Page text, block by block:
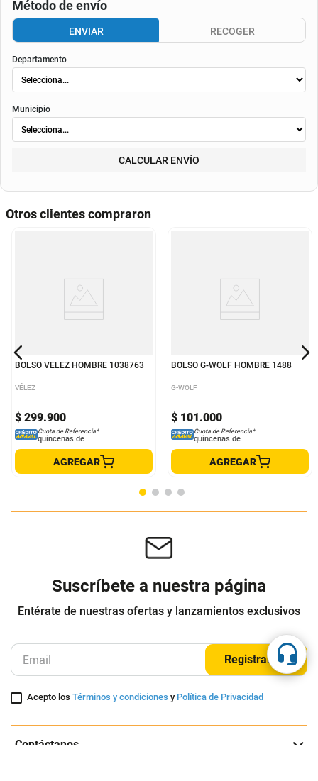
Consulta aquí tu cupo.
El valor final de la cuota dependerá de
la tasa aplicable al momento del otorgamiento del
crédito, de la periodicidad elegida, así como de los costos de fianza, seguro ocostos de
indicados al momento del pago y en el contrato.
Método de envío
ENVIAR
Municipio
BOLSO VELEZ HOMBRE 1038763
$ 299.900
BOLSO G-WOLF HOMBRE 1488
$ 101.000